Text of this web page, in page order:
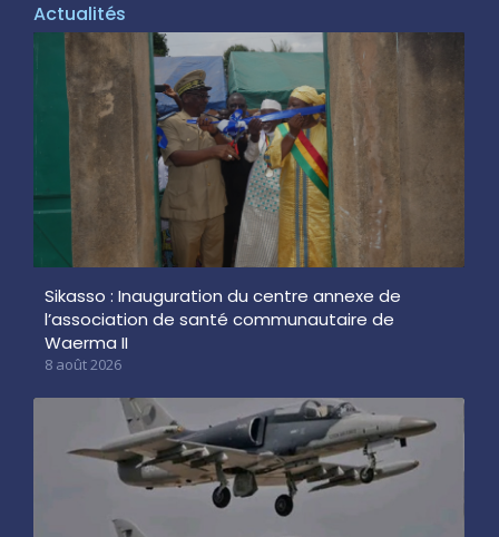
Actualités
Sikasso : Inauguration du centre annexe de
l’association de santé communautaire de
Waerma II
8 août 2026